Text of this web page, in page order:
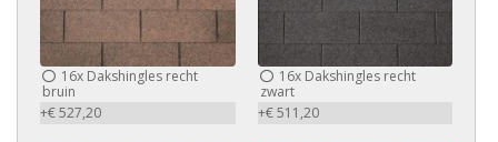
16x Dakshingles recht
bruin
+€ 527,20
16xDakshingles recht
zwart
+€ 511,20